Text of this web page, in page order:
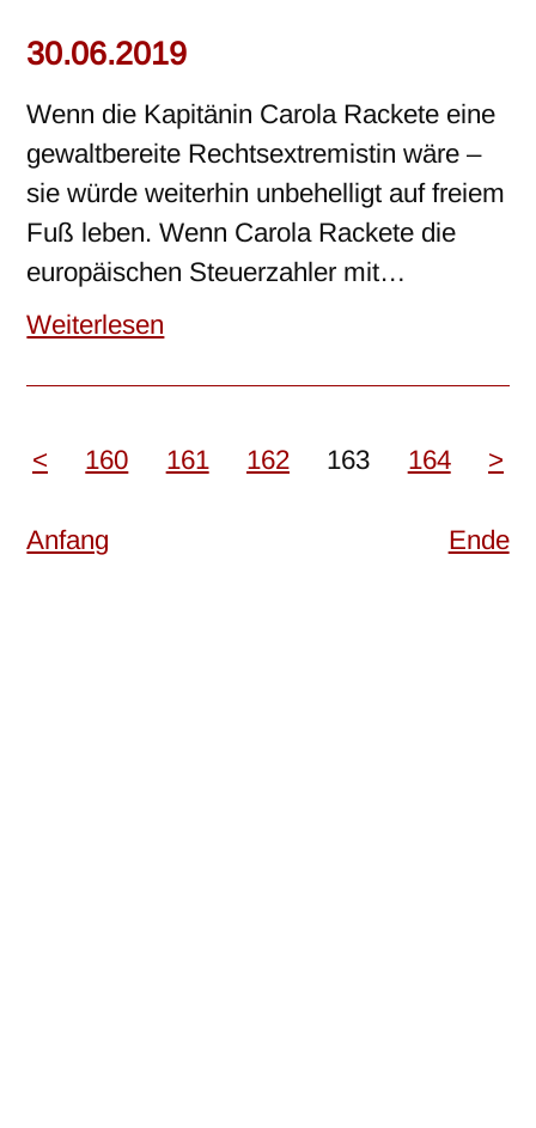
30.06.2019
Wenn die Kapitänin Carola Rackete eine
gewaltbereite Rechtsextremistin wäre –
sie würde weiterhin unbehelligt auf freiem
Fuß leben. Wenn Carola Rackete die
europäischen Steuerzahler mit…
Weiterlesen
Anfang
< 160 161 162 163 164 >
Ende